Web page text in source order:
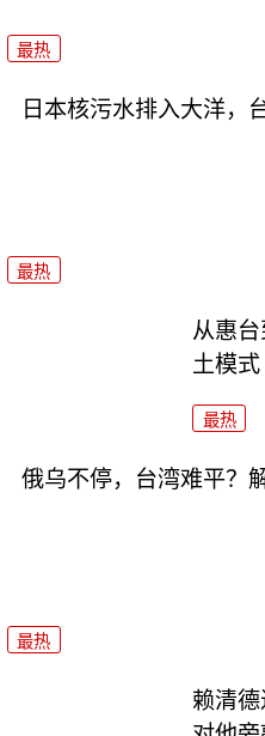
最热
日本核污水排入大洋，
最热
从惠
土模式
最热
俄乌不停，台湾难平？
最热
赖清